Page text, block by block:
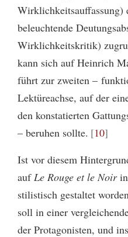
Wirklichkeitsauffassung)
beleuchtende
Wirklichkeitskritik)
kann sich auf Heinrich
führt zur zweiten –
Lektüreachse, auf der
den konstatierten
– beruhen sollte. 10
Ist vor diesem
auf Le Rouge et le Noirin
stilistisch gestaltet
soll in einer
der Protagonisten, und